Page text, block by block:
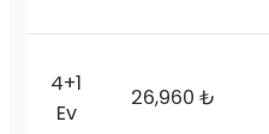
4+1
Ev
26,960 ₺